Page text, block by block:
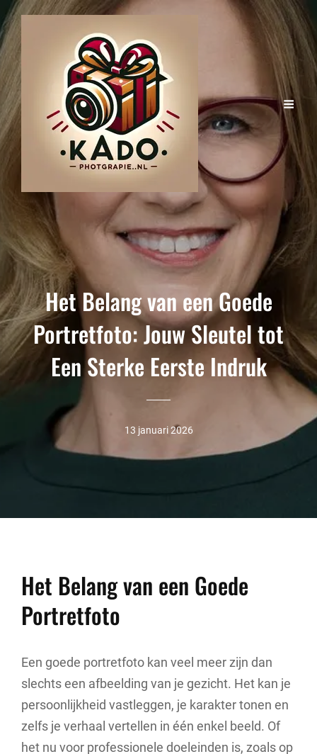
Het Belang van een Goede
Portretfoto: Jouw Sleutel tot
Een Sterke Eerste Indruk
13 januari 2026
Het Belang van een Goede
Portretfoto
Een goede portretfoto kan veel meer zijn dan
slechts een afbeelding van je gezicht. Het kan je
persoonlijkheid vastleggen, je karakter tonen en
zelfs je verhaal vertellen in één enkel beeld. Of
het nu voor professionele doeleinden is, zoals op